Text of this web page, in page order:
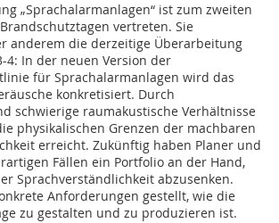
„Sprachalarmanlagen“ ist zum zweiten
vertreten. Sie
anderem die derzeitige Überarbeitung
4: In der neuen Version der
für Sprachalarmanlagen wird das
konkretisiert. Durch
schwierige raumakustische Verhältnisse
physikalischen Grenzen der machbaren
erreicht. Zukünftig haben Planer und
Fällen ein Portfolio an der Hand,
Sprachverständlichkeit abzusenken.
Anforderungen gestellt, wie die
zu gestalten und zu produzieren ist.